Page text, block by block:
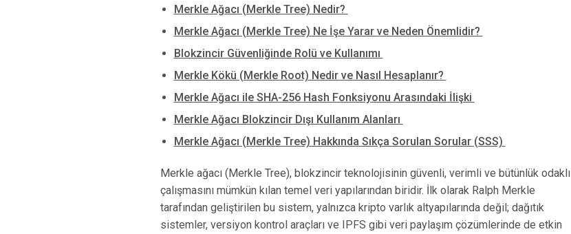
Merkle Ağacı (Merkle Tree) Nedir?
Merkle Ağacı (Merkle Tree) Ne İşe Yarar ve Neden Önemlidir?
Blokzincir Güvenliğinde Rolü ve Kullanımı
Merkle Kökü (Merkle Root) Nedir ve Nasıl Hesaplanır?
Merkle Ağacı ile SHA-256 Hash Fonksiyonu Arasındaki İlişki
Merkle Ağacı Blokzincir Dışı Kullanım Alanları
Merkle Ağacı (Merkle Tree) Hakkında Sıkça Sorulan Sorular (SSS)
Merkle ağacı (Merkle Tree), blokzincir teknolojisinin güvenli, verimli ve bütünlük odaklı
çalışmasını mümkün kılan temel veri yapılarından biridir. İlk olarak Ralph Merkle
tarafından geliştirilen bu sistem, yalnızca kripto varlık altyapılarında değil; dağıtık
sistemler, versiyon kontrol araçları ve IPFS gibi veri paylaşım çözümlerinde de etkin